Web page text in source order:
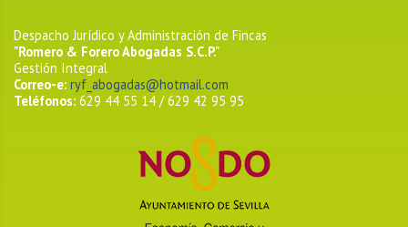
Despacho Jurídico y Administración de Fincas
"Romero & Forero Abogadas S.C.P."
Gestión Integral
Correo-e: ryf_abogadas@hotmail.com
Teléfonos: 629 44 55 14 / 629 42 95 95